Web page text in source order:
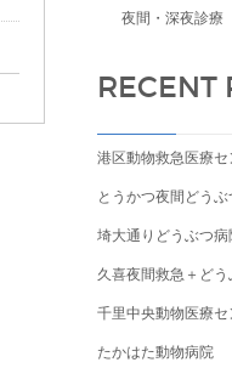
夜間・深夜診療
RECENT
港区動物救急医療
とうかつ夜間どう
埼大通りどうぶつ病
久喜夜間救急＋ど
千里中央動物医療セ
たかはた動物病院